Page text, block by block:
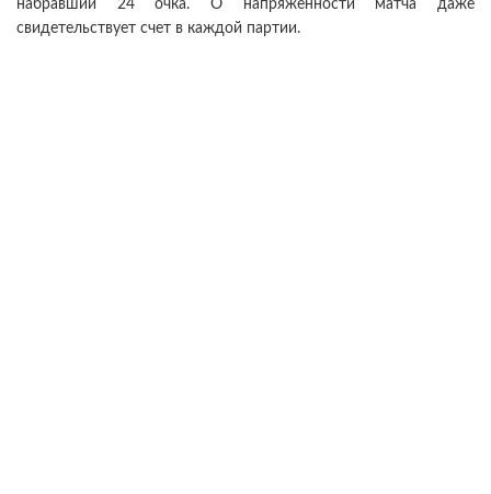
набравший 24 очка. О напряженности матча даже
свидетельствует счет в каждой партии.